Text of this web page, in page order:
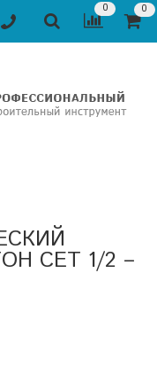
0 0
СЕТ 1/2 –